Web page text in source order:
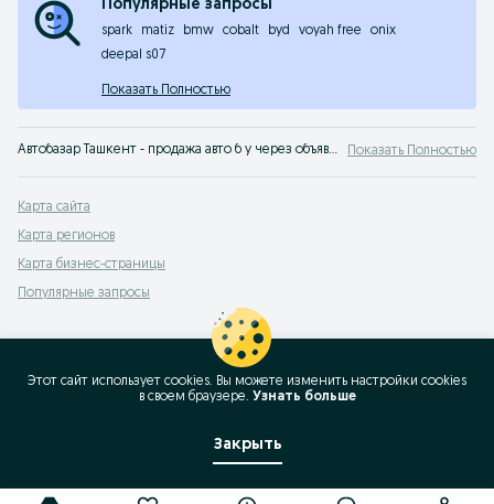
Популярные запросы
spark matiz bmw cobalt byd voyah free
onix
deepal s07
Показать Полностью
Автобазар Ташкент - продажа авто б у через объявления на сервисе OLX.uz Узбекистан. Широкий выбор подержанных машин от продавцов - множество объявлений с фото и описанием. Заходи к нам на сайт OLX (ранее Torg) чтобы выгодно продать или купить авто с пробегом! Показать Полностью
Карта сайта
Карта регионов
Карта бизнес-страницы
Популярные запросы
Этот сайт использует cookies. Вы можете изменить настройки cookies
в своeм браузере. Узнать больше
Закрыть